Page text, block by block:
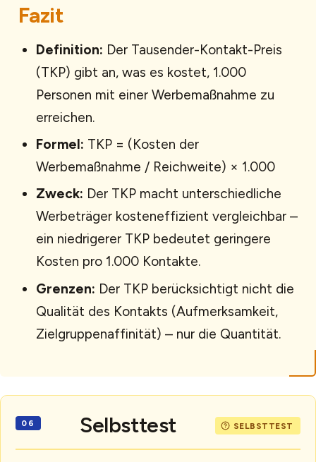
Fazit
Definition: Der Tausender-Kontakt-Preis
(TKP) gibt an, was es kostet, 1.000
Personen mit einer Werbemaßnahme zu
erreichen.
Formel: TKP = (Kosten der
Werbemaßnahme / Reichweite) × 1.000
Zweck: Der TKP macht unterschiedliche
Werbeträger kosteneffizient vergleichbar –
ein niedrigerer TKP bedeutet geringere
Kosten pro 1.000 Kontakte.
Grenzen: Der TKP berücksichtigt nicht die
Qualität des Kontakts (Aufmerksamkeit,
Zielgruppenaffinität) – nur die Quantität.
Selbsttest